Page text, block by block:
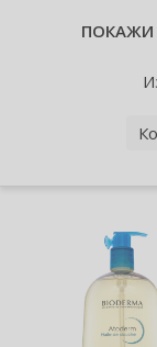
ПОКАЖИ